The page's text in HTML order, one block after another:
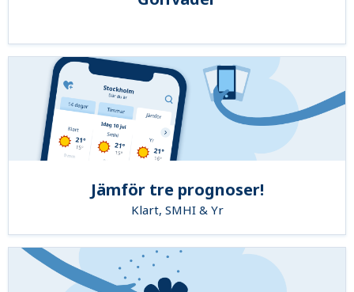
Jämför tre prognoser!
Klart, SMHI & Yr